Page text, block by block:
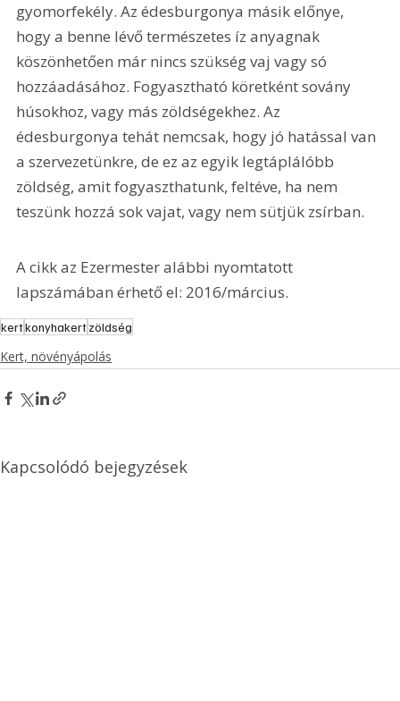
gyomorfekély. Az édesburgonya másik előnye,
hogy a benne lévő természetes íz anyagnak
köszönhetően már nincs szükség vaj vagy só
hozzáadásához. Fogyasztható köretként sovány
húsokhoz, vagy más zöldségekhez. Az
édesburgonya tehát nemcsak, hogy jó hatással van
a szervezetünkre, de ez az egyik legtáplálóbb
zöldség, amit fogyaszthatunk, feltéve, ha nem
teszünk hozzá sok vajat, vagy nem sütjük zsírban.
A cikk az Ezermester alábbi nyomtatott
lapszámában érhető el: 2016/március.
kertkonyhakertzöldség
Kert, növényápolás
Kapcsolódó bejegyzések